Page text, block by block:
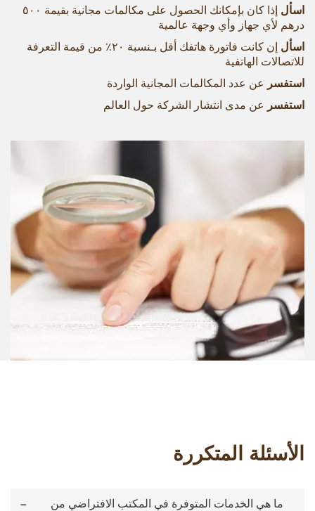
اسأل
إذا كان بإمكانك الحصول على مكالمات مجانية بقيمة ٥۰۰
درهم لأي جهاز وأي وجهة عالمية
اسأل
إن كانت فاتورة هاتفك أقل بـنسبة ٢٠٪ من قيمة التعرفة
للاتصالات الهاتفية
استفسر عن عدد المكالمات المجانية الواردة
استفسر عن مدى انتشار الشركة حول العالم
الأسئلة المتكررة
ما هي الخدمات المتوفرة في المكتب الافتراضي من -